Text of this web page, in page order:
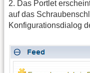
2. Das Portlet
auf das
Konfigurationsdialog